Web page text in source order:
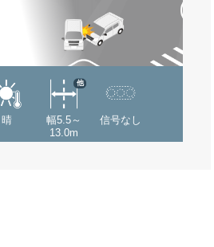
晴
幅5.5～
13.0m
他
信号なし